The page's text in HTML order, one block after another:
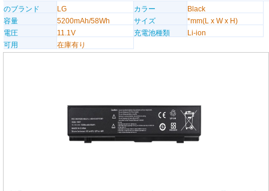
のブランド
LG カラー
Black
容量
5200mAh/58Wh サイズ
*mm(L x W x H)
電圧
11.1V 充電池種類
Li-ion
可用
在庫有り